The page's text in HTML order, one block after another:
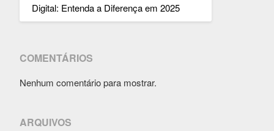
Digital: Entenda a Diferença em 2025
COMENTÁRIOS
Nenhum comentário para mostrar.
ARQUIVOS